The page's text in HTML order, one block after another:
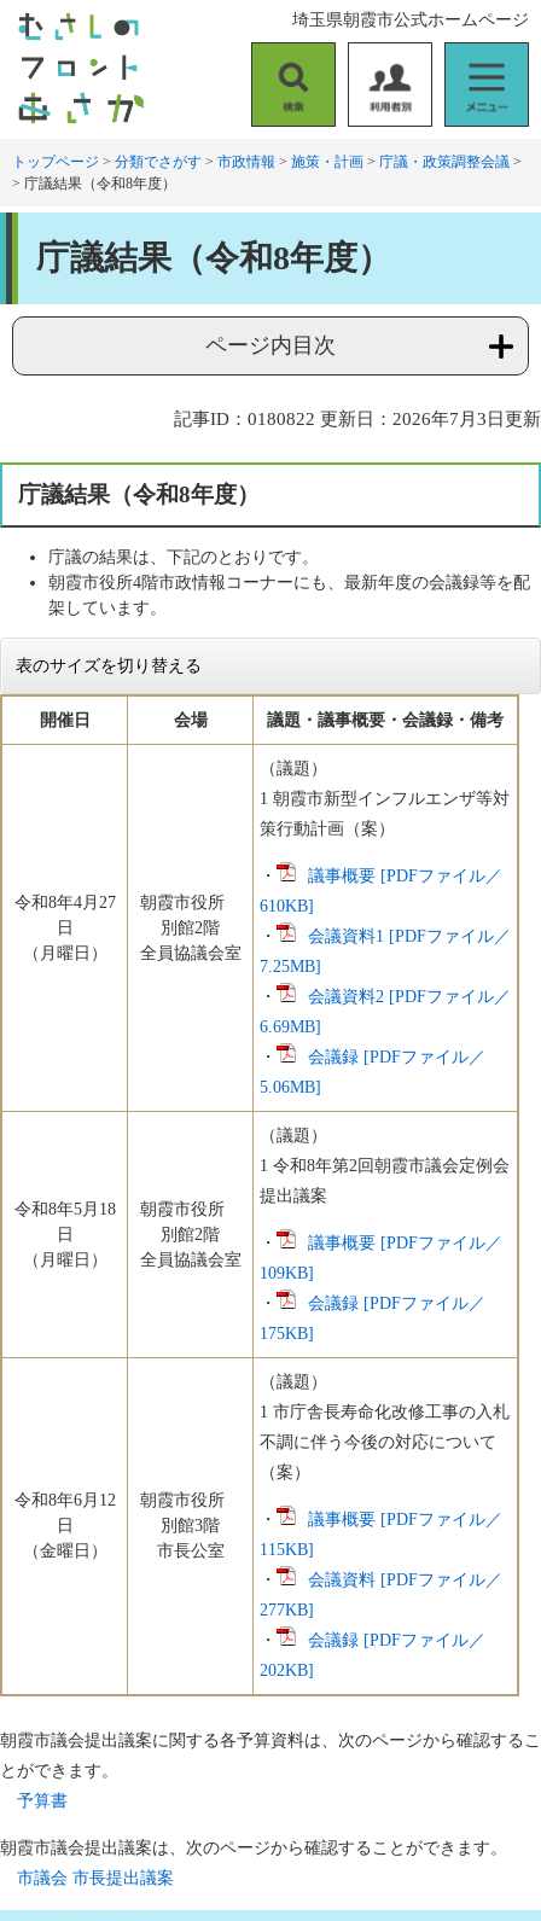
す
。
し
て
索
用
者
ニ
ュ
埼玉県朝霞市公式ホームページ
トップページ > 分類でさがす > 市政情報 > 施策・計画 > 庁議・政策調整会議 >
> 庁議結果（令和8年度）
庁議結果（令和8年度）
ページ内目次
記事ID：0180822 更新日：2026年7月3日更新
庁議結果（令和8年度）
庁議の結果は、下記のとおりです。
朝霞市役所4階市政情報コーナーにも、最新年度の会議録等を配
架しています。
表のサイズを切り替える
開催日 会場 議題・議事概要・会議録・備考
令和8年4月27
日
（月曜日）
朝霞市役所
別館2階
全員協議会室
（議題）
1 朝霞市新型インフルエンザ等対
策行動計画（案）
・
議事概要 [PDFファイル／
610KB]
・
会議資料1 [PDFファイル／
7.25MB]
・
会議資料2 [PDFファイル／
6.69MB]
・
会議録 [PDFファイル／
5.06MB]
令和8年5月18
日
（月曜日）
朝霞市役所
別館2階
全員協議会室
（議題）
1 令和8年第2回朝霞市議会定例会
提出議案
・
議事概要 [PDFファイル／
109KB]
・
会議録 [PDFファイル／
175KB]
令和8年6月12
日
（金曜日）
朝霞市役所
別館3階
市長公室
（議題）
1 市庁舎長寿命化改修工事の入札
不調に伴う今後の対応について
（案）
・
議事概要 [PDFファイル／
115KB]
・
会議資料 [PDFファイル／
277KB]
・
会議録 [PDFファイル／
202KB]
朝霞市議会提出議案に関する各予算資料は、次のページから確認するこ
とができます。
予算書
朝霞市議会提出議案は、次のページから確認することができます。
市議会 市長提出議案